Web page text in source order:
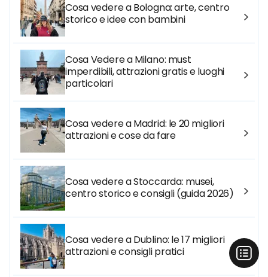
Cosa vedere a Bologna: arte, centro
storico e idee con bambini
Cosa Vedere a Milano: must
imperdibili, attrazioni gratis e luoghi
particolari
Cosa vedere a Madrid: le 20 migliori
attrazioni e cose da fare
Cosa vedere a Stoccarda: musei,
centro storico e consigli (guida 2026)
Cosa vedere a Dublino: le 17 migliori
attrazioni e consigli pratici